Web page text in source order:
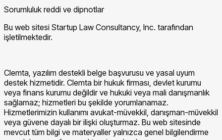
Sorumluluk reddi ve dipnotlar
Bu web sitesi Startup Law Consultancy, Inc. tarafından
işletilmektedir.
Clemta, yazılım destekli belge başvurusu ve yasal uyum
destek hizmetidir. Clemta bir hukuk firması, devlet kurumu
veya finans kurumu değildir ve hukuki veya mali danışmanlık
sağlamaz; hizmetleri bu şekilde yorumlanamaz.
Hizmetlerimizin kullanımı avukat-müvekkil, danışman-müvekkil
veya güvene dayalı bir ilişki oluşturmaz. Bu web sitesinde
mevcut tüm bilgi ve materyaller yalnızca genel bilgilendirme